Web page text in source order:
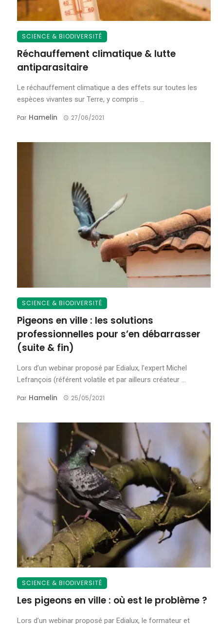
SCIENCE & BIODIVERSITÉ
Réchauffement climatique & lutte
antiparasitaire
Le réchauffement climatique a des effets sur toutes les
espèces vivantes sur Terre, y compris ...
Par Hamelin 27/06/2021
SCIENCE & BIODIVERSITÉ
Pigeons en ville : les solutions
professionnelles pour s’en débarrasser
(suite & fin)
Lors d’un webinar proposé par Edialux, l’expert Michel
Lefrançois (référent volatile et par ailleurs créateur ...
Par Hamelin 25/05/2021
SCIENCE & BIODIVERSITÉ
Les pigeons en ville : où est le problème ?
Lors d’un webinar proposé par Edialux, le formateur et